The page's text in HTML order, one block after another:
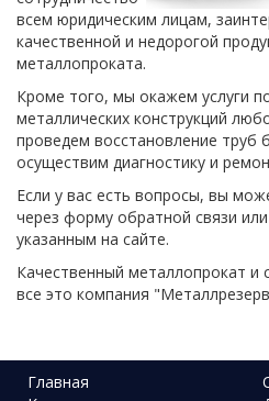
всем юридическим лицам,
качественной и недорогой
металлопроката.
Кроме того, мы окажем услуги
металлических конструкций
проведем восстановление труб
осуществим диагностику и
Если у вас есть вопросы, вы
через форму обратной связи
указанным на сайте.
Качественный металлопрокат и
все это компания
Главная